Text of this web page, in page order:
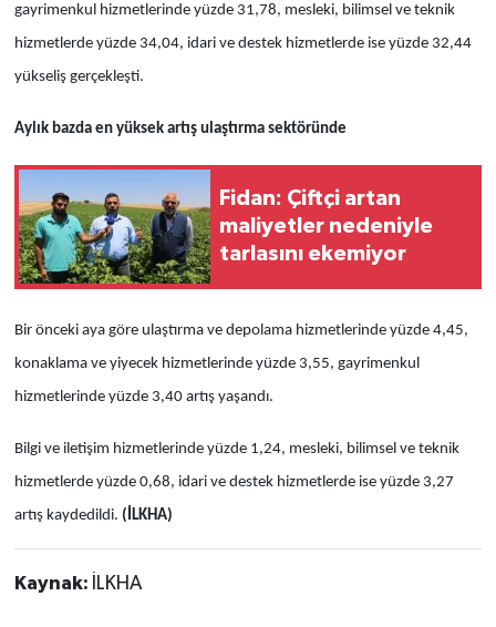
gayrimenkul hizmetlerinde yüzde 31,78, mesleki, bilimsel ve teknik
hizmetlerde yüzde 34,04, idari ve destek hizmetlerde ise yüzde 32,44
yükseliş gerçekleşti.
Aylık bazda en yüksek artış ulaştırma sektöründe
Fidan: Çiftçi artan
maliyetler nedeniyle
tarlasını ekemiyor
Bir önceki aya göre ulaştırma ve depolama hizmetlerinde yüzde 4,45,
konaklama ve yiyecek hizmetlerinde yüzde 3,55, gayrimenkul
hizmetlerinde yüzde 3,40 artış yaşandı.
Bilgi ve iletişim hizmetlerinde yüzde 1,24, mesleki, bilimsel ve teknik
hizmetlerde yüzde 0,68, idari ve destek hizmetlerde ise yüzde 3,27
artış kaydedildi. (İLKHA)
Kaynak: İLKHA